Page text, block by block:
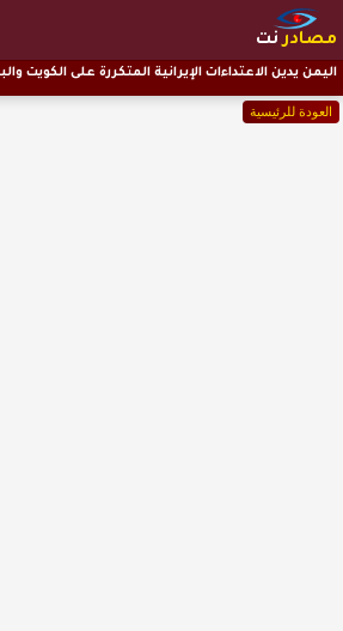
مصادرنت
العودة للرئيسية
اليمن يدين الاعتداءات الإيرانية المتكررة على الكويت